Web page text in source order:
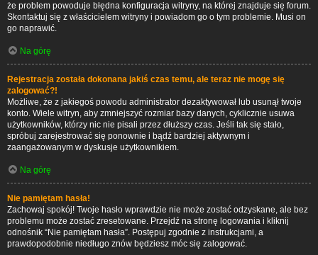
że problem powoduje błędna konfiguracja witryny, na której znajduje się forum.
Skontaktuj się z właścicielem witryny i powiadom go o tym problemie. Musi on
go naprawić.
Na górę
Rejestracja została dokonana jakiś czas temu, ale teraz nie mogę się
zalogować?!
Możliwe, że z jakiegoś powodu administrator dezaktywował lub usunął twoje
konto. Wiele witryn, aby zmniejszyć rozmiar bazy danych, cyklicznie usuwa
użytkowników, którzy nic nie pisali przez dłuższy czas. Jeśli tak się stało,
spróbuj zarejestrować się ponownie i bądź bardziej aktywnym i
zaangażowanym w dyskusje użytkownikiem.
Na górę
Nie pamiętam hasła!
Zachowaj spokój! Twoje hasło wprawdzie nie może zostać odzyskane, ale bez
problemu może zostać zresetowane. Przejdź na stronę logowania i kliknij
odnośnik “Nie pamiętam hasła”. Postępuj zgodnie z instrukcjami, a
prawdopodobnie niedługo znów będziesz móc się zalogować.